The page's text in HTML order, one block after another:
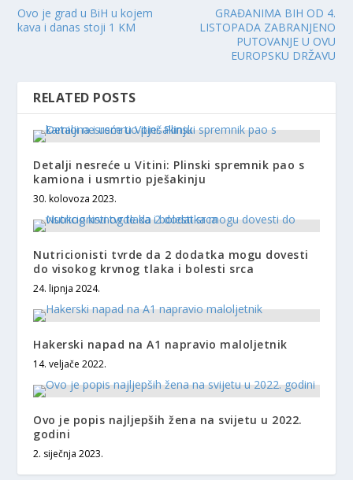
Ovo je grad u BiH u kojem
kava i danas stoji 1 KM
GRAĐANIMA BIH OD 4.
LISTOPADA ZABRANJENO
PUTOVANJE U OVU
EUROPSKU DRŽAVU
RELATED POSTS
Detalji nesreće u Vitini: Plinski spremnik pao s
kamiona i usmrtio pješakinju
30. kolovoza 2023.
Nutricionisti tvrde da 2 dodatka mogu dovesti
do visokog krvnog tlaka i bolesti srca
24. lipnja 2024.
Hakerski napad na A1 napravio maloljetnik
14. veljače 2022.
Ovo je popis najljepših žena na svijetu u 2022.
godini
2. siječnja 2023.